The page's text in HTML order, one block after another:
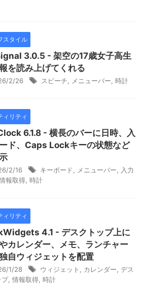
スタイル
3.0.5 - 架空の17歳女子高生
を読み上げてくれる
2/26 スピーチ メニューバー 時計
ィリティ
6.1.8 - 横長のバーに日時、入
ド、Caps Lockキーの状態など
2/16 キーボード メニューバー
入力
報取得 時計
ィリティ
4.1 - デスクトップ上に
カレンダー、メモ、ランチャー
自ウィジェットを配置
1/28 ウィジェット カレンダー
デス
プ, 情報取得 時計